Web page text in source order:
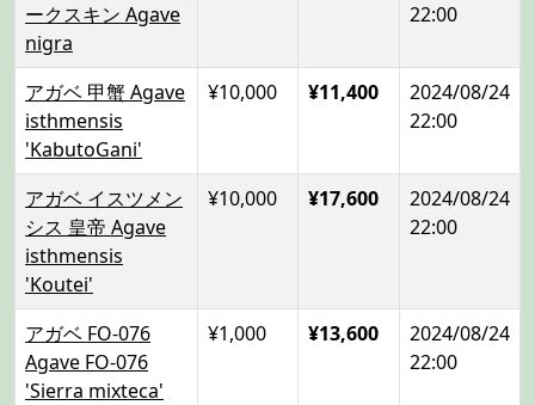
ークスキン Agave
nigra
22:00
アガベ 甲蟹 Agave
isthmensis
'KabutoGani'
¥10,000 ¥11,400
2024/08/24
22:00
アガベ イスツメン
シス 皇帝 Agave
isthmensis
'Koutei'
¥10,000 ¥17,600
2024/08/24
22:00
アガベ FO-076
Agave FO-076
'Sierra mixteca'
¥1,000 ¥13,600
2024/08/24
22:00